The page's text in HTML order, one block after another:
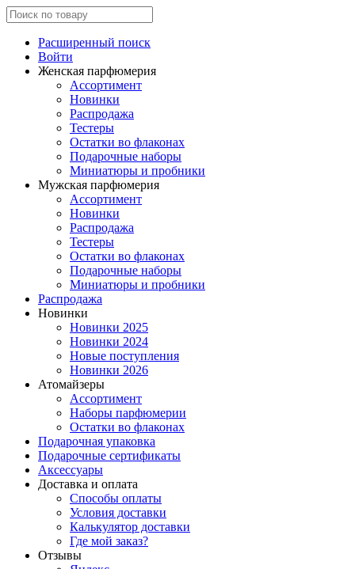
Расширенный поиск
Войти
Женская парфюмерия
Ассортимент
Новинки
Распродажа
Тестеры
Остатки во флаконах
Подарочные наборы
Миниатюры и пробники
Мужская парфюмерия
Ассортимент
Новинки
Распродажа
Тестеры
Остатки во флаконах
Подарочные наборы
Миниатюры и пробники
Распродажа
Новинки
Новинки 2025
Новинки 2024
Новые поступления
Новинки 2026
Атомайзеры
Ассортимент
Наборы парфюмерии
Остатки во флаконах
Подарочная упаковка
Подарочные сертификаты
Аксессуары
Доставка и оплата
Способы оплаты
Условия доставки
Калькулятор доставки
Где мой заказ?
Отзывы